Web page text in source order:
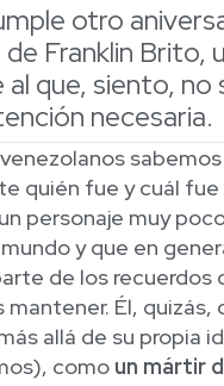
otro
Franklin Brito,
que, siento, no
necesaria.
sabemos
quién fue y cuál fue
personaje muy
y que en
de los recuerdos
Él, quizás,
allá de su propia
como un mártir